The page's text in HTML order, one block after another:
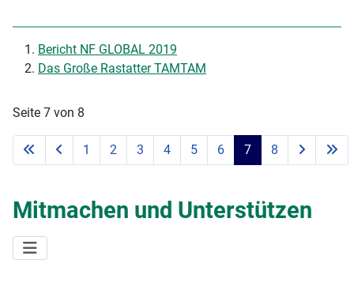
Bericht NF GLOBAL 2019
Das Große Rastatter TAMTAM
Seite 7 von 8
1 2 3 4 5 6 7 8
Mitmachen und Unterstützen